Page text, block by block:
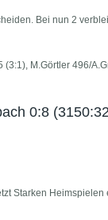
Bei nun 2
(3:1), M.Görtler 496/
0:8
Starken Heimspielen